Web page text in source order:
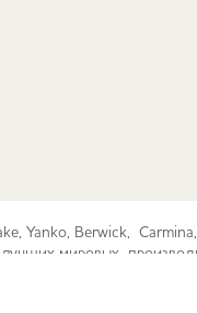
Yanko, Berwick,
лучших мировых